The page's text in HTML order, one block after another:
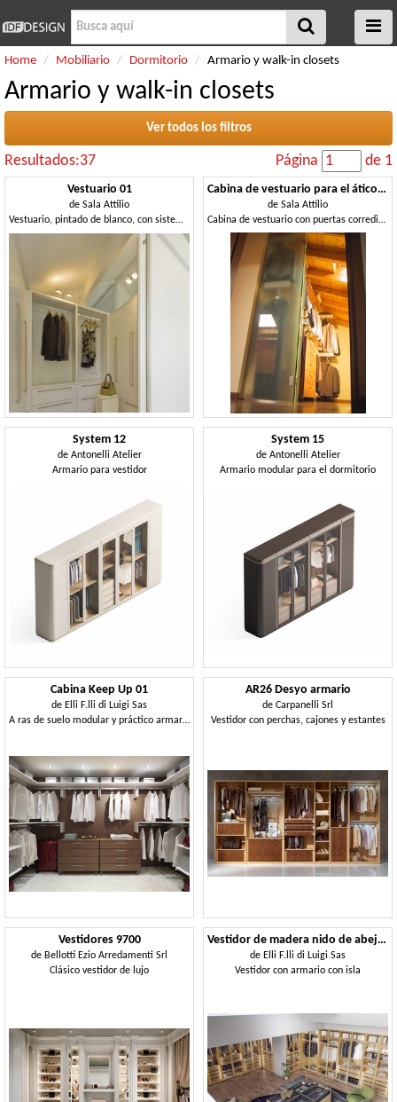
Home Mobiliario Dormitorio Armario y walk-in closets
Armario y walk-in closets
Ver todos los filtros
Resultados:37 Página de 1
Vestuario 01
de Sala Attilio
Vestuario, pintado de blanco, con sistema modular de mobiliario para espacios domésticos
Cabina de vestuario para el ático 02
de Sala Attilio
Cabina de vestuario con puertas corredizas de vidrio, por el ático
System 12
de Antonelli Atelier
Armario para vestidor
System 15
de Antonelli Atelier
Armario modular para el dormitorio
Cabina Keep Up 01
de Elli F.lli di Luigi Sas
A ras de suelo modular y práctico armario, para villas residenciales
AR26 Desyo armario
de Carpanelli Srl
Vestidor con perchas, cajones y estantes
Vestidores 9700
de Bellotti Ezio Arredamenti Srl
Clásico vestidor de lujo
Vestidor de madera nido de abeja 04
de Elli F.lli di Luigi Sas
Vestidor con armario con isla